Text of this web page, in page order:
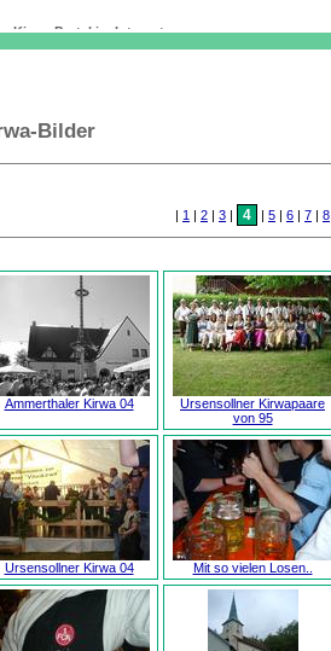
Kirwa-Portal im Internet
Bilder
| 1 | 2 | 3 | 4 | 5 | 6 | 7 | 8
Ammerthaler Kirwa 04
Ursensollner Kirwapaare
von 95
Ursensollner Kirwa 04 Mit so vielen Losen..